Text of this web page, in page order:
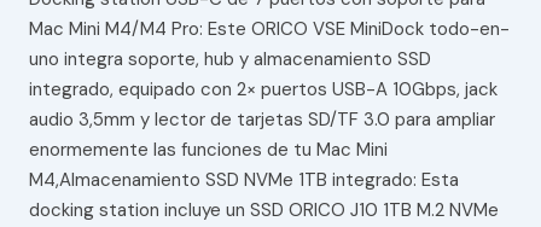
Mac Mini M4/M4 Pro: Este ORICO VSE MiniDock todo-en-
uno integra soporte, hub y almacenamiento SSD
integrado, equipado con 2× puertos USB-A 10Gbps, jack
audio 3,5mm y lector de tarjetas SD/TF 3.0 para ampliar
enormemente las funciones de tu Mac Mini
M4,Almacenamiento SSD NVMe 1TB integrado: Esta
docking station incluye un SSD ORICO J10 1TB M.2 NVMe